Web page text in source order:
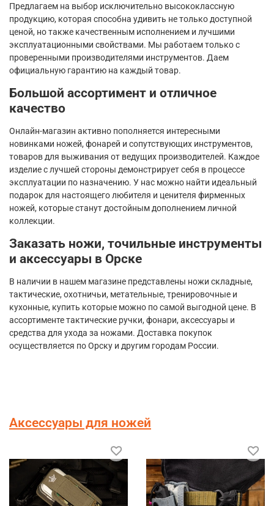
Предлагаем на выбор исключительно высококлассную
продукцию, которая способна удивить не только доступной
ценой, но также качественным исполнением и лучшими
эксплуатационными свойствами. Мы работаем только с
проверенными производителями инструментов. Даем
официальную гарантию на каждый товар.
Большой ассортимент и отличное
качество
Онлайн-магазин активно пополняется интересными
новинками ножей, фонарей и сопутствующих инструментов,
товаров для выживания от ведущих производителей. Каждое
изделие с лучшей стороны демонстрирует себя в процессе
эксплуатации по назначению. У нас можно найти идеальный
подарок для настоящего любителя и ценителя фирменных
ножей, которые станут достойным дополнением личной
коллекции.
Заказать ножи, точильные инструменты
и аксессуары в Орске
В наличии в нашем магазине представлены ножи складные,
тактические, охотничьи, метательные, тренировочные и
кухонные, купить которые можно по самой выгодной цене. В
ассортименте тактические ручки, фонари, аксессуары и
средства для ухода за ножами. Доставка покупок
осуществляется по Орску и другим городам России.
Аксессуары для ножей